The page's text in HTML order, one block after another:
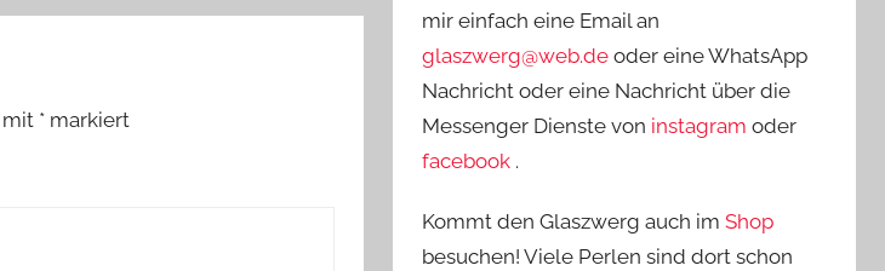
mit * markiert
mir einfach eine Email an
glaszwerg@web.de oder eine WhatsApp
Nachricht oder eine Nachricht über die
Messenger Dienste von instagram oder
facebook .
Kommt den Glaszwerg auch imShop
besuchen! Viele Perlen sind dort schon